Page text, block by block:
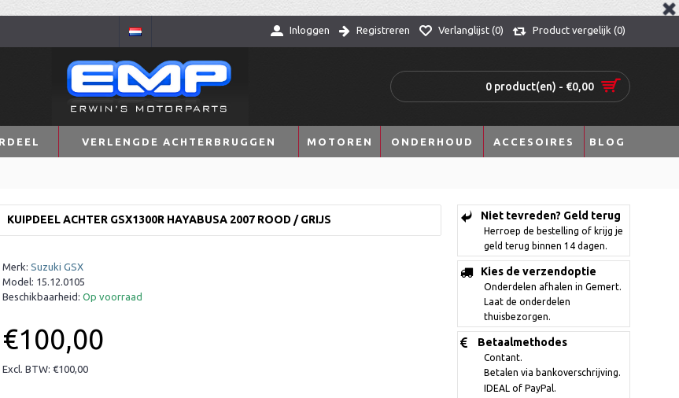
Inloggen Registreren Verlanglijst (0) Product vergelijk (0)
0 product(en) - €0,00
VERLENGDE ACHTERBRUGGEN MOTOREN ONDERHOUD ACCESOIRES BLOG
Niet tevreden? Geld terug
Herroep de bestelling of krijg je
geld terug binnen 14 dagen.
Kies de verzendoptie
Onderdelen afhalen in Gemert.
Laat de onderdelen
thuisbezorgen.
Betaalmethodes
Contant.
Betalen via bankoverschrijving.
IDEAL of PayPal.
KUIPDEEL ACHTER GSX1300R HAYABUSA 2007 ROOD / GRIJS
Merk: Suzuki GSX
Model: 15.12.0105
Beschikbaarheid: Op voorraad
€100,00
Excl. BTW: €100,00